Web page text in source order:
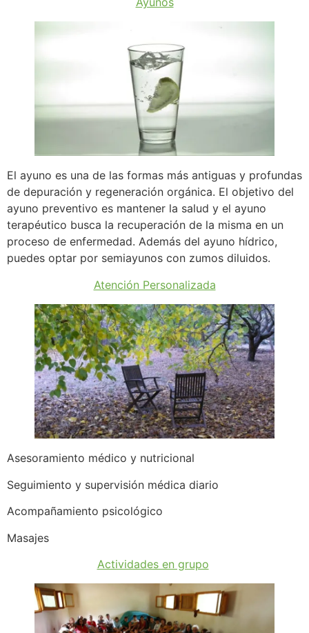
El ayuno es una de las formas más antiguas y profundas
de depuración y regeneración orgánica. El objetivo del
ayuno preventivo es mantener la salud y el ayuno
terapéutico busca la recuperación de la misma en un
proceso de enfermedad. Además del ayuno hídrico,
puedes optar por semiayunos con zumos diluidos.
Atención Personalizada
Asesoramiento médico y nutricional
Seguimiento y supervisión médica diario
Acompañamiento psicológico
Masajes
Actividades en grupo